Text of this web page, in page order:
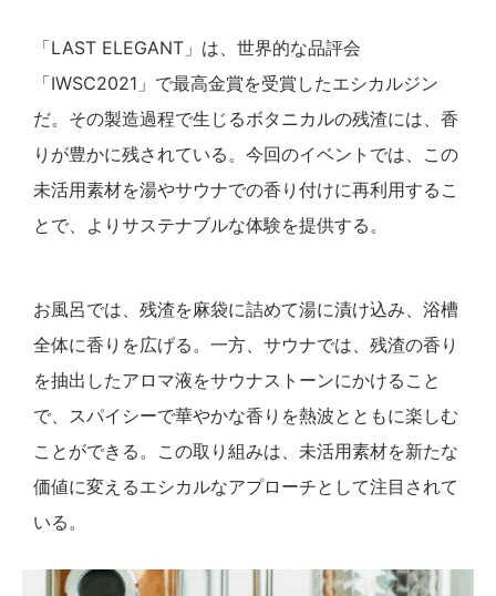
「LAST ELEGANT」は、世界的な品評会
「IWSC2021」で最高金賞を受賞したエシカルジン
だ。その製造過程で生じるボタニカルの残渣には、香
りが豊かに残されている。今回のイベントでは、この
未活用素材を湯やサウナでの香り付けに再利用するこ
とで、よりサステナブルな体験を提供する。
お風呂では、残渣を麻袋に詰めて湯に漬け込み、浴槽
全体に香りを広げる。一方、サウナでは、残渣の香り
を抽出したアロマ液をサウナストーンにかけること
で、スパイシーで華やかな香りを熱波とともに楽しむ
ことができる。この取り組みは、未活用素材を新たな
価値に変えるエシカルなアプローチとして注目されて
いる。